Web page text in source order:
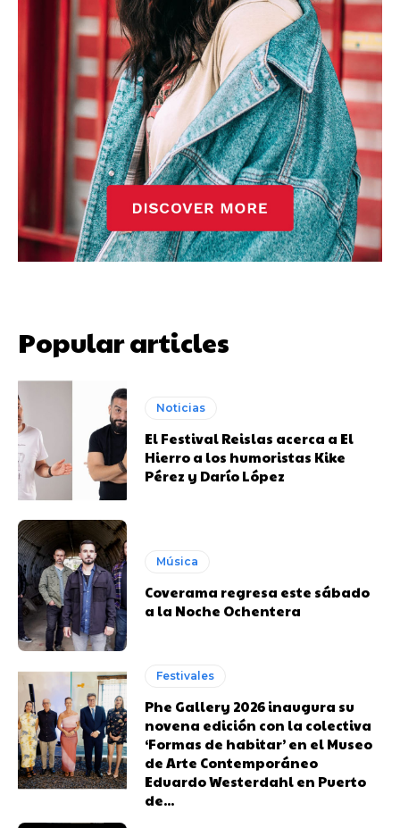
Popular articles
Noticias
El Festival Reislas acerca a El
Hierro a los humoristas Kike
Pérez y Darío López
Música
Coverama regresa este sábado
a la Noche Ochentera
Festivales
Phe Gallery 2026 inaugura su
novena edición con la colectiva
‘Formas de habitar’ en el Museo
de Arte Contemporáneo
Eduardo Westerdahl en Puerto
de...